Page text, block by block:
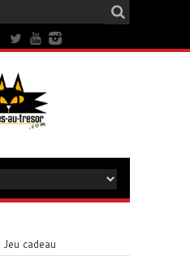
Jeu cadeau